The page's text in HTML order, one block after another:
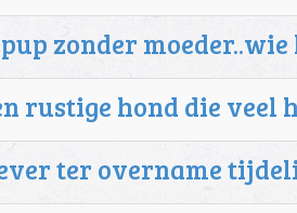
zonder
rustige hond die
ter overname